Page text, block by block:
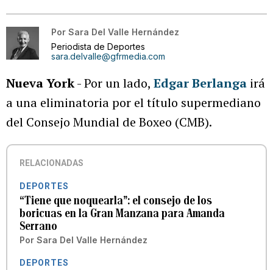
Por Sara Del Valle Hernández
Periodista de Deportes
sara.delvalle@gfrmedia.com
Nueva York- Por un lado, Edgar Berlanga irá
a una eliminatoria por el título supermediano
del Consejo Mundial de Boxeo (CMB).
RELACIONADAS
DEPORTES
“Tiene que noquearla”: el consejo de los
boricuas en la Gran Manzana para Amanda
Serrano
Por Sara Del Valle Hernández
DEPORTES